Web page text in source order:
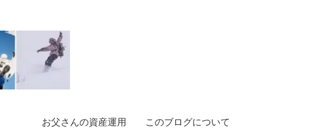
お父さんの資産運用 このブログについて